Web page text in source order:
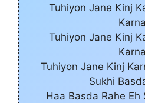
Tuhiyon Jane Kinj
Karna
Tuhiyon Jane Kinj
Karna
Tuhiyon Jane Kinj
Sukhi
Haa Basda Rahe Eh